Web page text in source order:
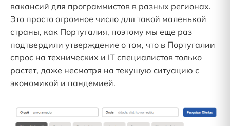
вакансий для программистов в разных регионах.
Это просто огромное число для такой маленькой
страны, как Португалия, поэтому мы еще раз
подтвердили утверждение о том, что в Португалии
спрос на технических и IT специалистов только
растет, даже несмотря на текущую ситуацию с
экономикой и пандемией.